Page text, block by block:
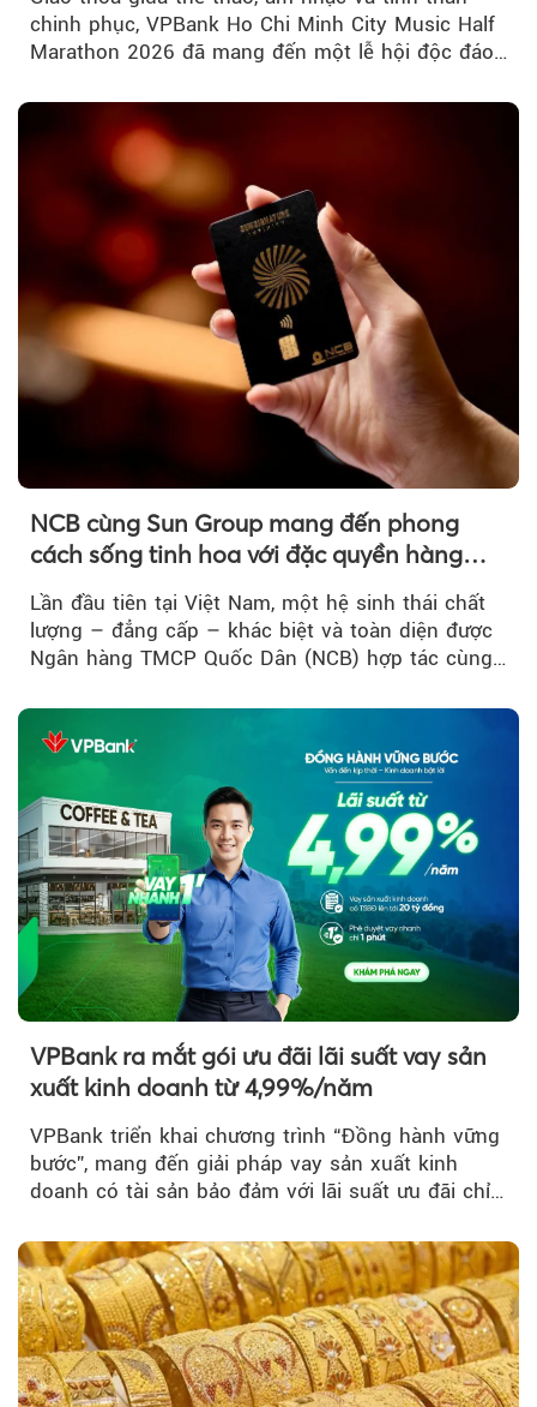
chinh phục, VPBank Ho Chi Minh City Music Half
Marathon 2026 đã mang đến một lễ hội độc đáo
NCB cùng Sun Group mang đến phong
cách sống tinh hoa với đặc quyền hàng
Lần đầu tiên tại Việt Nam, một hệ sinh thái chất
lượng – đẳng cấp – khác biệt và toàn diện được
Ngân hàng TMCP Quốc Dân (NCB) hợp tác cùng
VPBank ra mắt gói ưu đãi lãi suất vay sản
xuất kinh doanh từ 4,99%/năm
VPBank triển khai chương trình “Đồng hành vững
bước”, mang đến giải pháp vay sản xuất kinh
doanh có tài sản bảo đảm với lãi suất ưu đãi chỉ